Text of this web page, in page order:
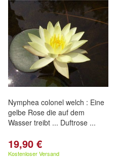
Nymphea colonel welch : Eine
gelbe Rose die auf dem
Wasser treibt ... Duftrose ...
19,90 €
Kostenloser Versand